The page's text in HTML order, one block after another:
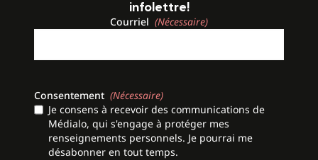
infolettre!
Courriel (Nécessaire)
Consentement (Nécessaire)
Je consens à recevoir des communications de
Médialo, qui s'engage à protéger mes
renseignements personnels. Je pourrai me
désabonner en tout temps.